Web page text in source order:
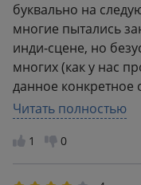
буквально на
многие пытались
инди-сцене, но
многих (как у нас
данное конкретное
наличием
Два - великих -
самостоятельно.
Читать полностью
1 0